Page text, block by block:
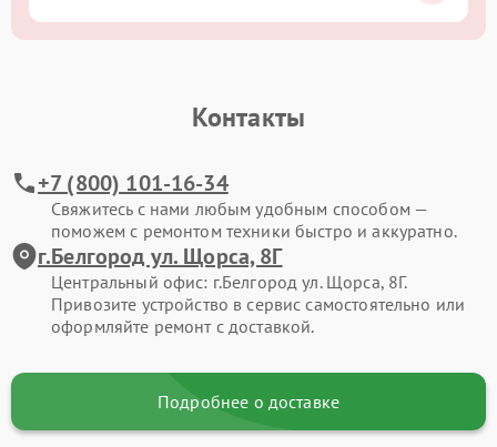
Контакты
+7 (800) 101-16-34
Свяжитесь с нами любым удобным способом —
поможем с ремонтом техники быстро и аккуратно.
г.Белгород ул. Щорса, 8Г
Центральный офис: г.Белгород ул. Щорса, 8Г.
Привозите устройство в сервис самостоятельно или
оформляйте ремонт с доставкой.
Подробнее о доставке